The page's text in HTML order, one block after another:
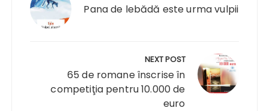
articole Pana de lebădă este urma vulpii
NEXT POST
65 de romane înscrise în
competiţia pentru 10.000 de
euro